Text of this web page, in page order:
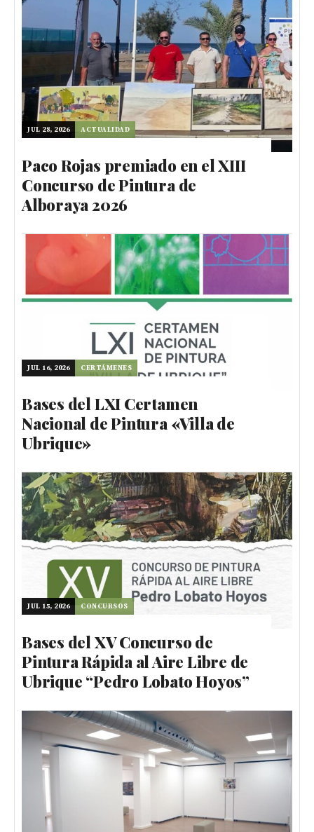
JUL 28, 2026 ACTUALIDAD
Paco Rojas premiado en el XIII
Concurso de Pintura de
Alboraya 2026
JUL 16, 2026 CERTÁMENES
Bases del LXI Certamen
Nacional de Pintura «Villa de
Ubrique»
JUL 15, 2026 CONCURSOS
Bases del XV Concurso de
Pintura Rápida al Aire Libre de
Ubrique “Pedro Lobato Hoyos”